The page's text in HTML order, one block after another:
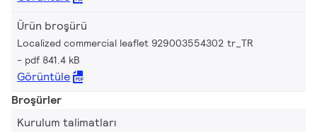
Ürün broşürü
Localized commercial leaflet 929003554302 tr_TR
pdf 841.4 kB
Görüntüle
Broşürler
Kurulum talimatları